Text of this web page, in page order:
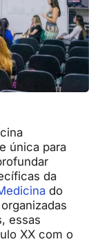
única para
da
do
essas
XX com o